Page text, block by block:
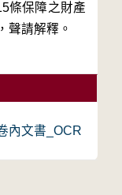
條保障之財產
聲請解釋。
內文書_OCR